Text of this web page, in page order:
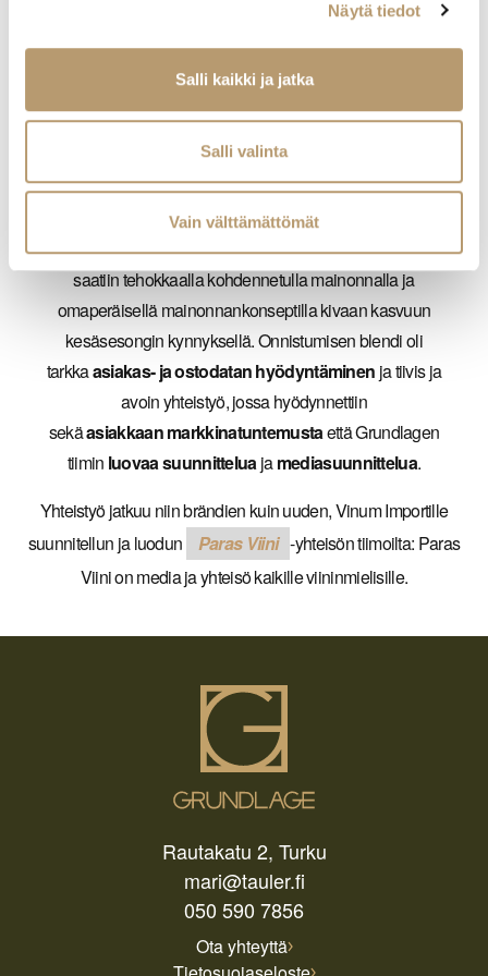
Näytä tiedot
Salli kaikki ja jatka
Salli valinta
Vain välttämättömät
suomalaisten viininmielisten sydämiin (ja toki ostoskoreihin).
Lanseerauksesta jatketaan jatkuvaan markkinointiin.
kulttuurin.
Toimintamalli ja yhteistyö jalkautettiin ensimmäisenä
-tuoteperheeseen, jonkaSauvignonBlanc-hanapakkaus
saatiin tehokkaalla kohdennetulla mainonnalla ja
omaperäisellä mainonnankonseptilla kivaan kasvuun
kesäsesongin kynnyksellä. Onnistumisen blendi oli
tarkkaasiakas- ja ostodatan hyödyntäminen ja tiivis ja
avoin yhteistyö, jossa hyödynnettiin
sekäasiakkaanmarkkinatuntemustaettä Grundlagen
tiimin luovaasuunnitteluajamediasuunnittelua.
Yhteistyö jatkuu niin brändien kuin uuden, Vinum Importille
suunnitellun ja luodun
Paras Viini -yhteisön tiimoilta: Paras
Viini on media ja yhteisö kaikille viininmielisille.
Rautakatu 2, Turku
mari@tauler.fi
050 590 7856
Ota yhteyttä